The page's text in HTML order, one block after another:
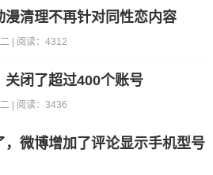
漫清理不再针对同性恋内容
| 阅读：4312
关闭了超过400个账号
| 阅读：3436
，微博增加了评论显示手机型号